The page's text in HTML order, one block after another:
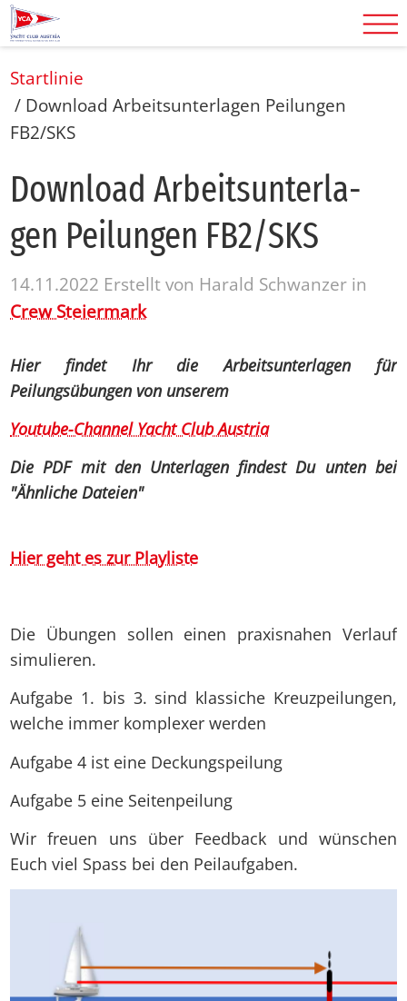
Startlinie
/ Download Arbeitsunterlagen Peilungen
FB2/SKS
Down­load Ar­beits­un­ter­la­
gen Pei­lun­gen FB2/​SKS
14.11.2022 Erstellt von Harald Schwanzer in
Crew Steiermark
Hier findet Ihr die Arbeitsunterlagen für
Peilungsübungen von unserem
Youtube-Channel Yacht Club Austria
Die PDF mit den Unterlagen findest Du unten bei
"Ähnliche Dateien"
Hier geht es zur Playliste
Die Übungen sollen einen praxisnahen Verlauf
simulieren.
Aufgabe 1. bis 3. sind klassiche Kreuzpeilungen,
welche immer komplexer werden
Aufgabe 4 ist eine Deckungspeilung
Aufgabe 5 eine Seitenpeilung
Wir freuen uns über Feedback und wünschen
Euch viel Spass bei den Peilaufgaben.